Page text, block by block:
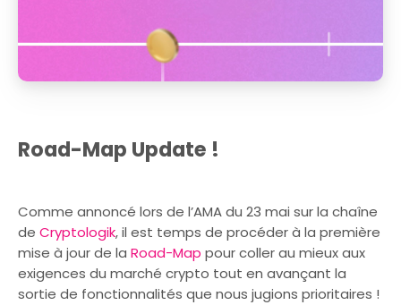
Road-Map Update !
Comme annoncé lors de l’AMA du 23 mai sur la chaîne
de Cryptologik, il est temps de procéder à la première
mise à jour de la Road-Map pour coller au mieux aux
exigences du marché crypto tout en avançant la
sortie de fonctionnalités que nous jugions prioritaires !